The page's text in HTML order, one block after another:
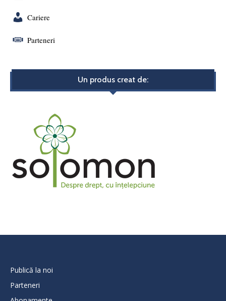
Cariere
Parteneri
Un produs creat de:
Publică la noi
Parteneri